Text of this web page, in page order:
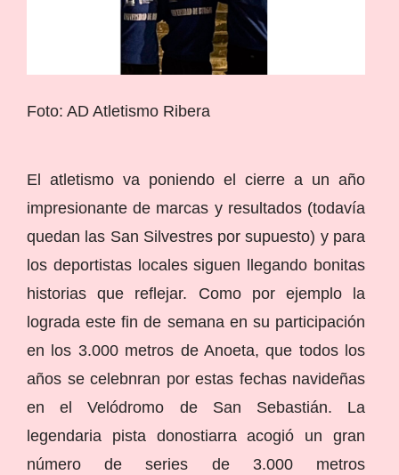
Foto: AD Atletismo Ribera
El atletismo va poniendo el cierre a un año
impresionante de marcas y resultados (todavía
quedan las San Silvestres por supuesto) y para
los deportistas locales siguen llegando bonitas
historias que reflejar. Como por ejemplo la
lograda este fin de semana en su participación
en los 3.000 metros de Anoeta, que todos los
años se celebnran por estas fechas navideñas
en el Velódromo de San Sebastián. La
legendaria pista donostiarra acogió un gran
número de series de 3.000 metros